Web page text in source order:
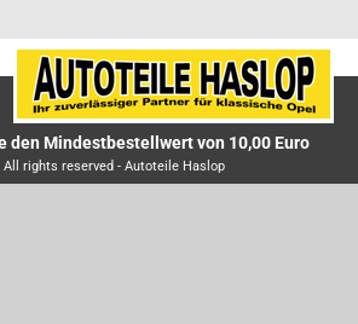
den Mindestbestellwert von 10,00 Euro
All rights reserved - Autoteile Haslop